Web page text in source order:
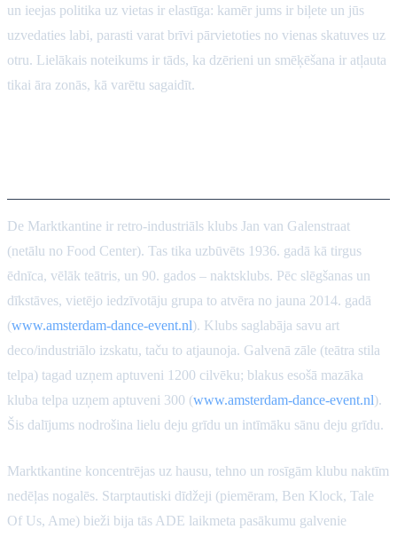
un ieejas politika uz vietas ir elastīga: kamēr jums ir biļete un jūs
uzvedaties labi, parasti varat brīvi pārvietoties no vienas skatuves uz
otru. Lielākais noteikums ir tāds, ka dzērieni un smēķēšana ir atļauta
tikai āra zonās, kā varētu sagaidīt.
De Marktkantine ir retro-industriāls klubs Jan van Galenstraat
(netālu no Food Center). Tas tika uzbūvēts 1936. gadā kā tirgus
ēdnīca, vēlāk teātris, un 90. gados – naktsklubs. Pēc slēgšanas un
dīkstāves, vietējo iedzīvotāju grupa to atvēra no jauna 2014. gadā
(www.amsterdam-dance-event.nl). Klubs saglabāja savu art
deco/industriālo izskatu, taču to atjaunoja. Galvenā zāle (teātra stila
telpa) tagad uzņem aptuveni 1200 cilvēku; blakus esošā mazāka
kluba telpa uzņem aptuveni 300 (www.amsterdam-dance-event.nl).
Šis dalījums nodrošina lielu deju grīdu un intīmāku sānu deju grīdu.
Marktkantine koncentrējas uz hausu, tehno un rosīgām klubu naktīm
nedēļas nogalēs. Starptautiski dīdžeji (piemēram, Ben Klock, Tale
Of Us, Ame) bieži bija tās ADE laikmeta pasākumu galvenie